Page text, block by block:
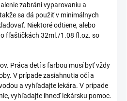
zabráni vyparovaniu a
sa dá použiť v minimálnych
Niektoré odtiene, alebo
fľaštičkách 32ml./1.08 fl.oz. so
Práca detí s farbou musí byť vždy
V prípade zasiahnutia očí a
a vyhľadajte lekára. V prípade
vyhľadajte ihneď lekársku pomoc.